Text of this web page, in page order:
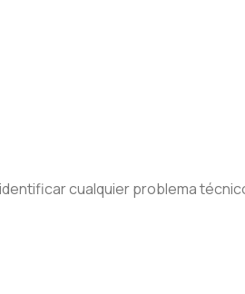
cualquier problema